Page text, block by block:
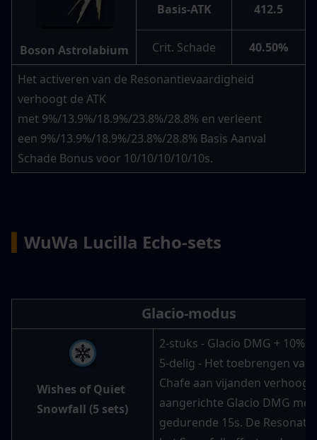
Boson Astrolabium
Basis-ATK 412.5
Crit. Schade 40.50%
Het activeren van de Resonantievaardigheid
verhoogt de ATK
met 9%/13.9%/18.9%/23.8%/28.8% en verleent
een 9%/13.9%/18.9%/23.8%/28.8% Basis Aanval
Schade Bonus voor 10/10/10/10/10s.
WuWa Lucilla Echo-sets
Glacio-modus
Wishes of Quiet
Snowfall (5 sets)
2-stuks - Glacio DMG + 10%
5-delig - Het toebrengen van
Chafe aan vijanden verhoogt
aangerichte Glacio DMG met
gedurende 15s. De